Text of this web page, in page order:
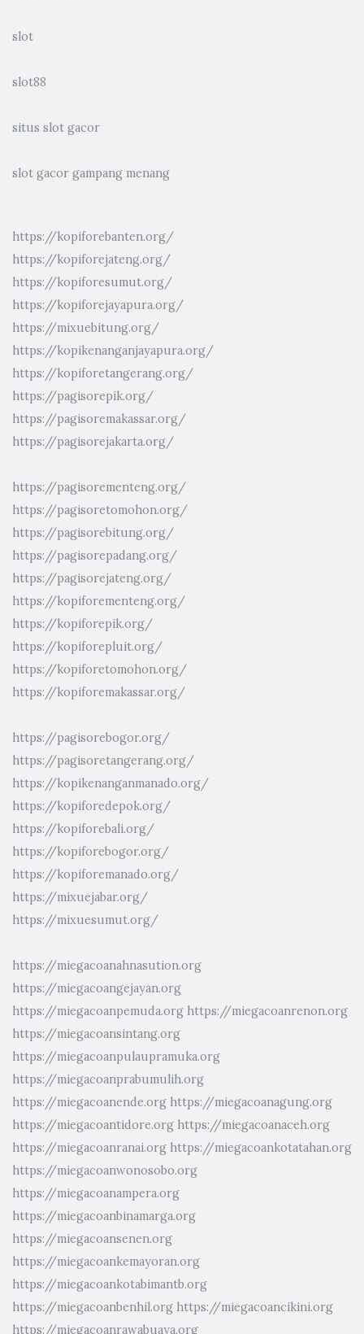
slot
slot88
situs slot gacor
slot gacor gampang menang
https://kopiforebanten.org/
https://kopiforejateng.org/
https://kopiforesumut.org/
https://kopiforejayapura.org/
https://mixuebitung.org/
https://kopikenanganjayapura.org/
https://kopiforetangerang.org/
https://pagisorepik.org/
https://pagisoremakassar.org/
https://pagisorejakarta.org/
https://pagisorementeng.org/
https://pagisoretomohon.org/
https://pagisorebitung.org/
https://pagisorepadang.org/
https://pagisorejateng.org/
https://kopiforementeng.org/
https://kopiforepik.org/
https://kopiforepluit.org/
https://kopiforetomohon.org/
https://kopiforemakassar.org/
https://pagisorebogor.org/
https://pagisoretangerang.org/
https://kopikenanganmanado.org/
https://kopiforedepok.org/
https://kopiforebali.org/
https://kopiforebogor.org/
https://kopiforemanado.org/
https://mixuejabar.org/
https://mixuesumut.org/
https://miegacoanahnasution.org
https://miegacoangejayan.org
https://miegacoanpemuda.org https://miegacoanrenon.org
https://miegacoansintang.org
https://miegacoanpulaupramuka.org
https://miegacoanprabumulih.org
https://miegacoanende.org https://miegacoanagung.org
https://miegacoantidore.org https://miegacoanaceh.org
https://miegacoanranai.org https://miegacoankotatahan.org
https://miegacoanwonosobo.org
https://miegacoanampera.org
https://miegacoanbinamarga.org
https://miegacoansenen.org
https://miegacoankemayoran.org
https://miegacoankotabimantb.org
https://miegacoanbenhil.org https://miegacoancikini.org
https://miegacoanrawabuaya.org